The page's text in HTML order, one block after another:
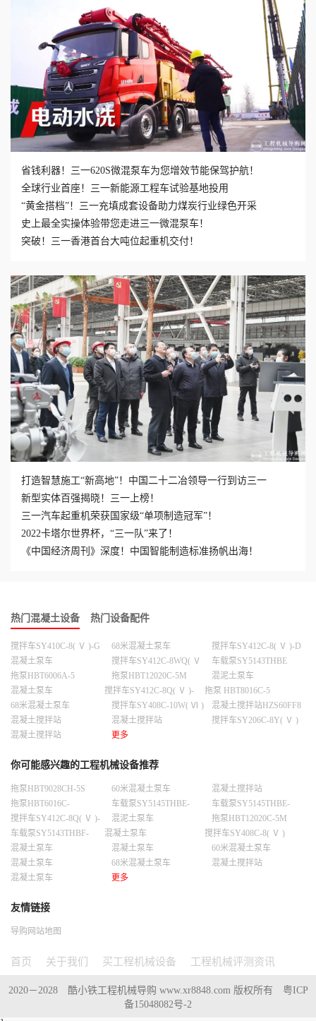
省钱利器！三一620S微混泵车为您增效节能保驾护航！
全球行业首座！三一新能源工程车试验基地投用
“黄金搭档”！三一充填成套设备助力煤炭行业绿色开采
史上最全实操体验带您走进三一微混泵车！
突破！三一香港首台大吨位起重机交付！
打造智慧施工“新高地”！中国二十二冶领导一行到访三一
新型实体百强揭晓！三一上榜！
三一汽车起重机荣获国家级“单项制造冠军”！
2022卡塔尔世界杯，“三一队”来了！
《中国经济周刊》深度！中国智能制造标准扬帆出海！
热门混凝土设备 热门设备配件
搅拌车SY410C-8( Ⅴ )-G 68米混凝土泵车
搅拌车SY412C-8( Ⅴ )-D
混凝土泵车
搅拌车SY412C-8WQ( Ⅴ
)-D
车载泵SY5143THBE
-11025-10GS
拖泵HBT6006A-5 拖泵HBT12020C-5M
混泥土泵车
混凝土泵车
搅拌车SY412C-8Q( Ⅴ )-
拖泵 HBT8016C-5
68米混凝土泵车
搅拌车SY408C-10W( Ⅵ )
混凝土搅拌站HZS60FF8
混凝土搅拌站
HZS270C8DC8D
混凝土搅拌站
HLS240H8H8
搅拌车SY206C-8Y( Ⅴ )
混凝土搅拌站
更多
你可能感兴趣的工程机械设备推荐
拖泵HBT9028CH-5S 60米混凝土泵车
混凝土搅拌站
HLS180H8H8
拖泵HBT6016C-
5S（T3）
车载泵SY5145THBE-
9025C-10S
车载泵SY5145THBE-
10023C-10S
搅拌车SY412C-8Q( Ⅴ )-
D
混泥土泵车
拖泵HBT12020C-5M
车载泵SY5143THBF-
9025C -10S
混凝土泵车
搅拌车SY408C-8( Ⅴ )
混凝土泵车
混凝土泵车
60米混凝土泵车
混凝土泵车
68米混凝土泵车
混凝土搅拌站
混凝土泵车 更多
友情链接
导购网站地图
首页 关于我们 买工程机械设备 工程机械评测资讯
2020－2028 酷小铁工程机械导购 www.xr8848.com 版权所有 粤ICP
备15048082号-2